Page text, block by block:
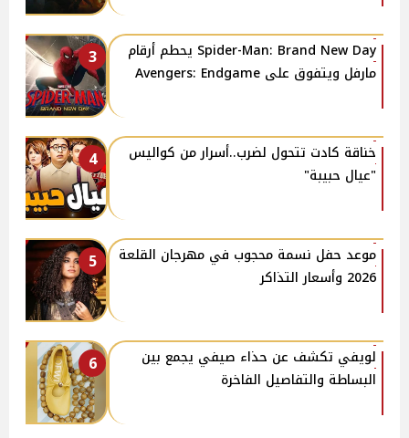
3
Spider-Man: Brand New Day يحطم أرقام
مارفل ويتفوق على Avengers: Endgame
4
خناقة كادت تتحول لضرب..أسرار من كواليس
"عيال حبيبة"
5
موعد حفل نسمة محجوب في مهرجان القلعة
2026 وأسعار التذاكر
6
لويفي تكشف عن حذاء صيفي يجمع بين
البساطة والتفاصيل الفاخرة